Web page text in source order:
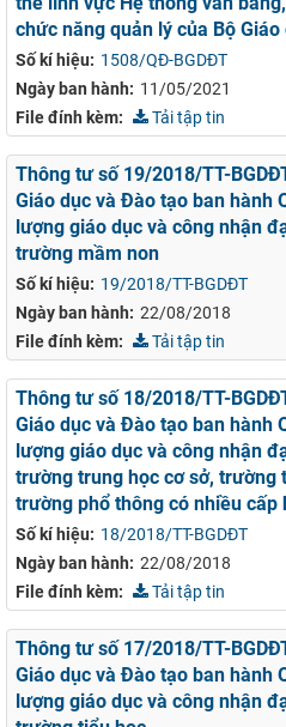
Số kí hiệu: 1508/QĐ-BGDĐT
Ngày ban hành: 11/05/2021
chức năng quản lý của Bộ
File đính kèm: Tải tập tin
Số kí hiệu: 19/2018/TT-BGDĐT
Ngày ban hành: 22/08/2018
Thông tư số 19/2018/TT-
Giáo dục và Đào tạo ban hành
lượng giáo dục và công nhận
trường mầm non
File đính kèm: Tải tập tin
Số kí hiệu: 18/2018/TT-BGDĐT
Ngày ban hành: 22/08/2018
Thông tư số 18/2018/TT-
Giáo dục và Đào tạo ban hành
lượng giáo dục và công nhận
trường trung học cơ sở, trường
trường phổ thông có nhiều cấp
File đính kèm: Tải tập tin
Thông tư số 17/2018/TT-
Giáo dục và Đào tạo ban hành
lượng giáo dục và công nhận